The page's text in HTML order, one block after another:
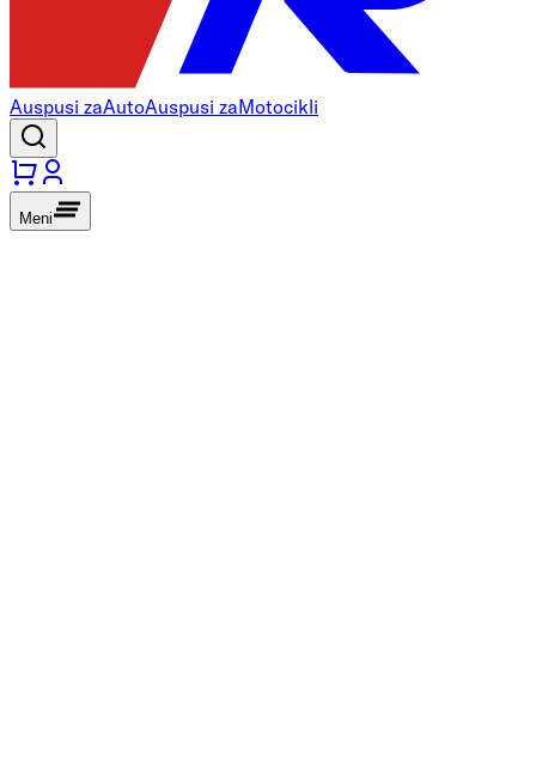
Auspusi zaAutoAuspusi zaMotocikli
Meni